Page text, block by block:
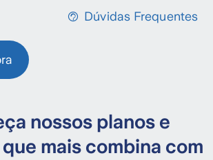
Dúvidas Frequentes
nossos planos e
mais combina com